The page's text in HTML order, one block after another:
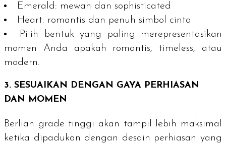
Emerald : mewah dan sophisticated
Heart: romantis dan penuh simbol cinta
Pilih bentuk yang paling merepresentasikan
momen Anda apakah romantis, timeless, atau
modern.
3. SESUAIKAN DENGAN GAYA PERHIASAN
DAN MOMEN
Berlian grade tinggi akan tampil lebih maksimal
ketika dipadukan dengan desain perhiasan yang